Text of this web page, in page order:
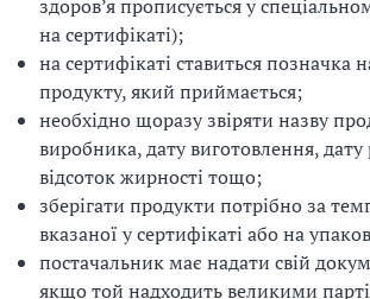
здоров’я прописується у
на сертифікаті);
на сертифікаті ставиться позначка
продукту, який приймається;
необхідно щоразу звіряти назву
виробника, дату виготовлення, дату
відсоток жирності тощо;
зберігати продукти потрібно за
вказаної у сертифікаті або на
постачальник має надати свій
якщо той надходить великими